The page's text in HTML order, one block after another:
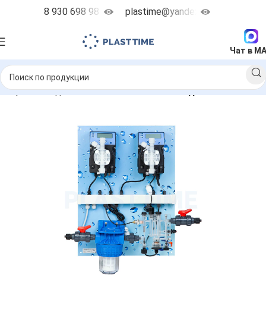
8 930 698 98 38 plastime@yandex.ru
Чат в
для бассейнов POOL GUARD для бассейнов